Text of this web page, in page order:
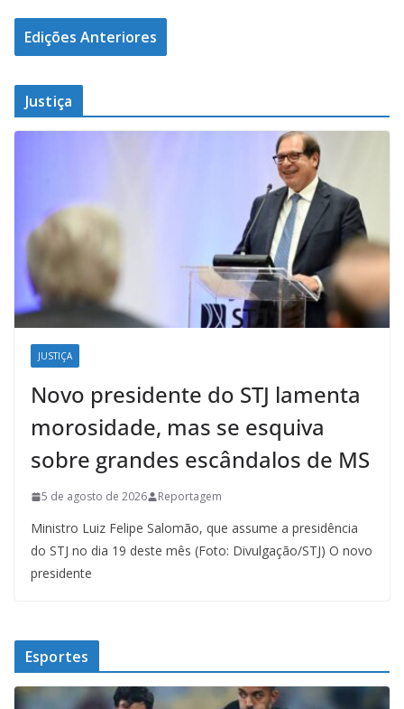
Edições Anteriores
Justiça
JUSTIÇA
Novo presidente do STJ lamenta
morosidade, mas se esquiva
sobre grandes escândalos de MS
5 de agosto de 2026 Reportagem
Ministro Luiz Felipe Salomão, que assume a presidência
do STJ no dia 19 deste mês (Foto: Divulgação/STJ) O novo
presidente
Esportes